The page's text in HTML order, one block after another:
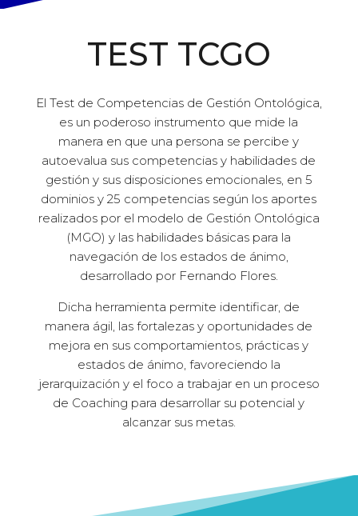
TEST TCGO
El Test de Competencias de Gestión Ontológica,
es un poderoso instrumento que mide la
manera en que una persona se percibe y
autoevalua sus competencias y habilidades de
gestión y sus disposiciones emocionales, en 5
dominios y 25 competencias según los aportes
realizados por el modelo de Gestión Ontológica
(MGO) y las habilidades básicas para la
navegación de los estados de ánimo,
desarrollado por Fernando Flores.
Dicha herramienta permite identificar, de
manera ágil, las fortalezas y oportunidades de
mejora en sus comportamientos, prácticas y
estados de ánimo, favoreciendo la
jerarquización y el foco a trabajar en un proceso
de Coaching para desarrollar su potencial y
alcanzar sus metas.